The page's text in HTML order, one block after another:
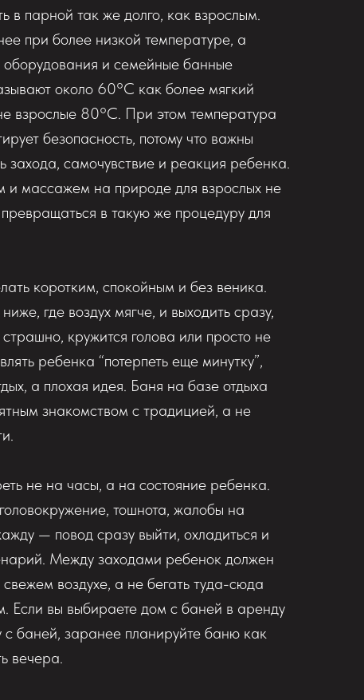
в парной так же долго, как взрослым.
при более низкой температуре, а
оборудования и семейные банные
около 60°C как более мягкий
взрослые 80°C. При этом температура
безопасность, потому что важны
захода, самочувствие и реакция ребенка.
и массажем на природе для взрослых не
в такую же процедуру для
коротким, спокойным и без веника.
где воздух мягче, и выходить сразу,
кружится голова или просто не
ребенка “потерпеть еще минутку”,
а плохая идея. Баня на базе отдыха
знакомством с традицией, а не
не на часы, а на состояние ребенка.
тошнота, жалобы на
— повод сразу выйти, охладиться и
Между заходами ребенок должен
свежем воздухе, а не бегать туда-сюда
Если вы выбираете дом с баней в аренду
баней, заранее планируйте баню как
вечера.